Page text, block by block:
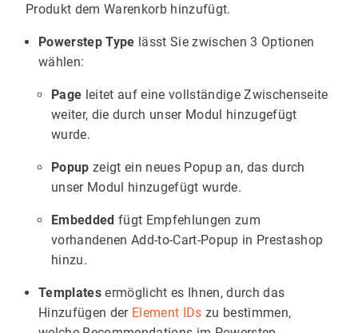
Produkt dem Warenkorb hinzufügt.
Powerstep Type lässt Sie zwischen 3 Optionen
wählen:
Page leitet auf eine vollständige Zwischenseite
weiter, die durch unser Modul hinzugefügt
wurde.
Popup zeigt ein neues Popup an, das durch
unser Modul hinzugefügt wurde.
Embedded fügt Empfehlungen zum
vorhandenen Add-to-Cart-Popup in Prestashop
hinzu.
Templatesermöglicht es Ihnen, durch das
Hinzufügen der Element IDs zu bestimmen,